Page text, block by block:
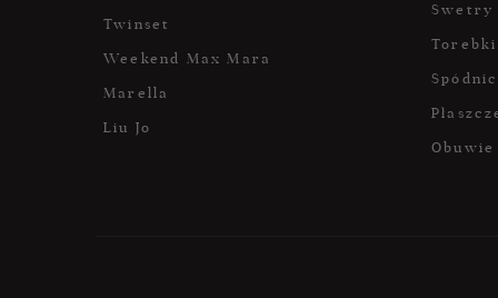
Twinset
Weekend Max Mara
Marella
Liu Jo
Swetry
Torebki
Obuwie